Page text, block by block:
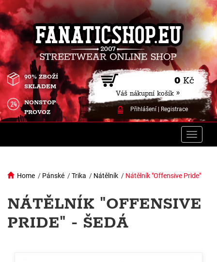
0 Kč
Váš nákupní košík »
Přihlášení| Registrace
90% ZBOŽÍ
SKLADEM
NONSTOP
PROVOZ
Toggle
Home / Pánské /Trika / Nátělník / Nátělník "Offensive Pride"
NÁTĚLNÍK "OFFENSIVE
PRIDE" - ŠEDÁ